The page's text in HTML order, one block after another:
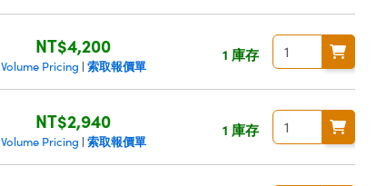
NT$4,200
Volume Pricing | 索取報價單
1 庫存
NT$2,940
Volume Pricing | 索取報價單
1 庫存